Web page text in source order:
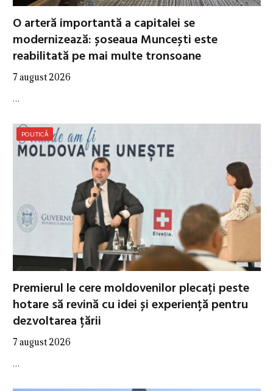
O arteră importantă a capitalei se
modernizează: șoseaua Muncești este
reabilitată pe mai multe tronsoane
7 august 2026
…
POLITICĂ
Premierul le cere moldovenilor plecați peste
hotare să revină cu idei și experiență pentru
dezvoltarea țării
7 august 2026
…